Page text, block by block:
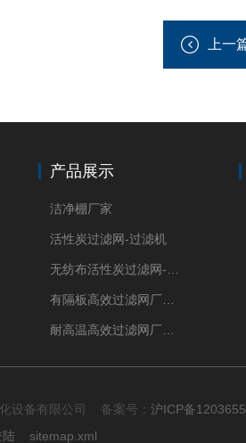
上一
产品展示
洁净棚厂家
活性炭过滤网-过滤机
设备有限公司 备案号： 沪ICP备
陆 sitemap.xml